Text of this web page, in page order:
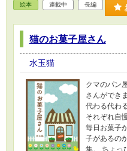
絵本 連載中 長編
猫のお菓子屋さん
水玉猫
クマのパン
さんができ
代わる代わ
それぞれ自
毎日お菓子
子があるの
集。 ちょっ